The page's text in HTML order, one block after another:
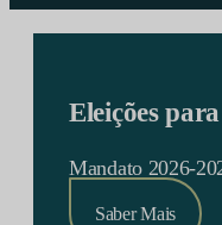
Eleições
Mandato 2026-
Saber Mais